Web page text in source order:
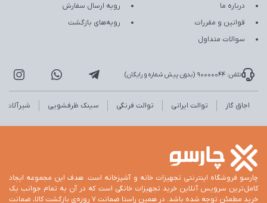
درباره ما
قوانین و مقررات
سوالات متداول
رویه ارسال سفارش
رویه‌های بازگشت
تلفن: 90000044 (بدون پیش شماره و رایگان)
اجاق گاز توالت ایرانی توالت فرنگی سینک ظرفشویی شیرآلات
چارسو فروشگاه اینترنتی تجهیزات خانه و آشپزخانه است. هدف این مجموعه ایجاد
کامل‌ترین سرویس آنلاین خرید تجهیزات خانگی است که در آن به تمام جوانب یک
خرید مطمئن توجه شده باشد. در همین راستا ضمانت 7 روزه‌ی بازگشت کالا، ضمانت